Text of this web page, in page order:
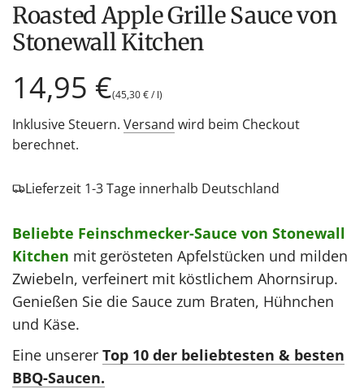
Roasted Apple Grille Sauce von
Stonewall Kitchen
Regulärer
Preis
14,95 €(45,30 €/ l)
Inklusive Steuern. Versand wird beim Checkout
berechnet.
Lieferzeit 1-3 Tage innerhalb Deutschland
Beliebte Feinschmecker-Sauce von Stonewall
Kitchen mit gerösteten Apfelstücken und milden
Zwiebeln, verfeinert mit köstlichem Ahornsirup.
Genießen Sie die Sauce zum Braten, Hühnchen
und Käse.
Eine unserer Top 10 der beliebtesten & besten
BBQ-Saucen.